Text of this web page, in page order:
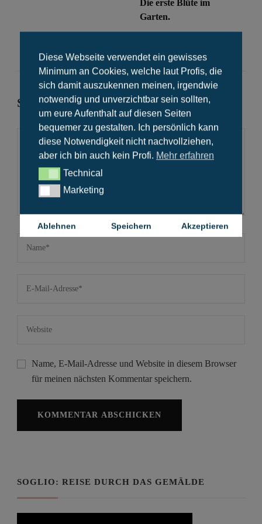
Die erste Blüte im
Garten.
Schreiben Sie einen Kommentar
Name, E-Mail-Adresse und Website in diesem Browser
für meinen nächsten Kommentar speichern.
SOGLIO: REISE DURCH DAS GEMÄLDE
Diese Webseite verwendet ein gewisses
Minimum an Cookies, welche laut Profis, die
sich damit auszukennen meinen, irgendwie
notwendig und unverzichtbar sein sollten,
um eure Aufenthalt auf diesen Seiten
bequemer zu gestalten. Ich persönlich kann
diese Notwendigkeit nicht nachvollziehen,
aber ich bin auch kein Profi. Mehr erfahren
TechnicalTechnical
MarketingMarketing
Ablehnen Speichern Akzeptieren